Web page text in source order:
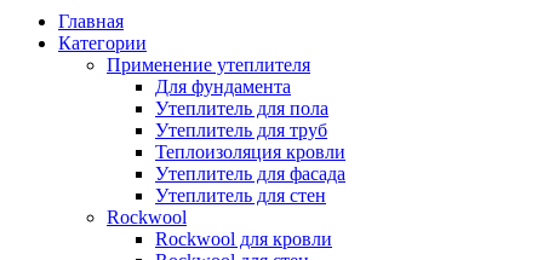
Главная
Категории
Применение утеплителя
Для фундамента
Утеплитель для пола
Утеплитель для труб
Теплоизоляция кровли
Утеплитель для фасада
Утеплитель для стен
Rockwool
Rockwool для кровли